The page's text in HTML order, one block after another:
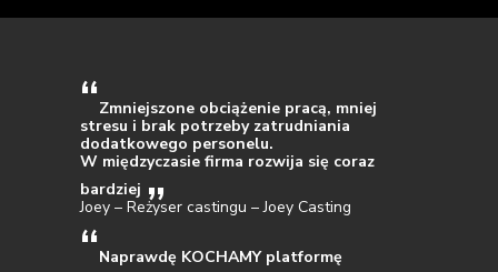
Zmniejszone obciążenie pracą, mniej
stresu i brak potrzeby zatrudniania
dodatkowego personelu.
W międzyczasie firma rozwija się coraz
bardziej
Joey – Reżyser castingu – Joey Casting
Naprawdę KOCHAMY platformę